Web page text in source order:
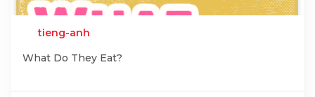
tieng-anh
What Do They Eat?